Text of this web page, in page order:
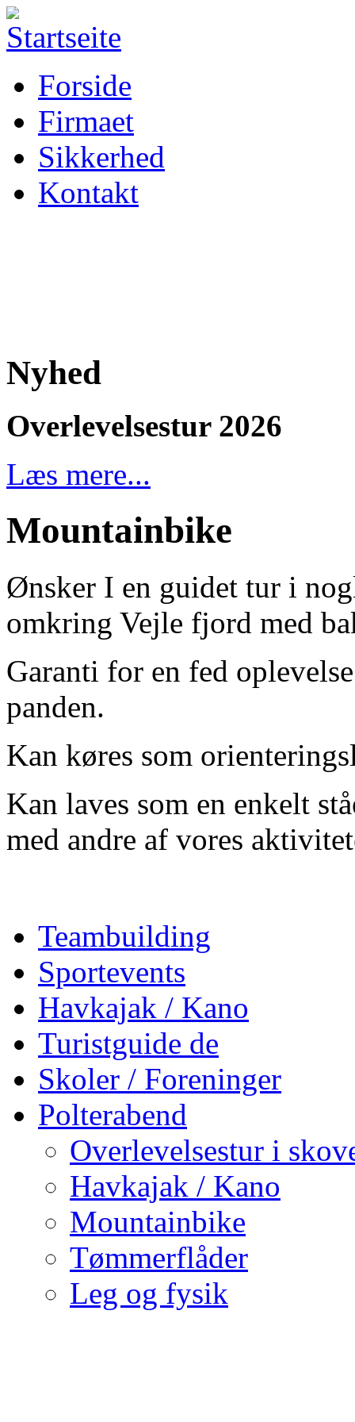
Forside
Firmaet
Sikkerhed
Kontakt
Nyhed
Overlevelsestur 2026
Læs mere...
Mountainbike
Ønsker I en guidet tur i
omkring Vejle fjord med
Garanti for en fed
panden.
Kan køres som
Kan laves som en enkelt
med andre af vores
Teambuilding
Sportevents
Havkajak / Kano
Turistguide de
Skoler / Foreninger
Polterabend
Overlevelsestur i
Havkajak / Kano
Mountainbike
Tømmerflåder
Leg og fysik